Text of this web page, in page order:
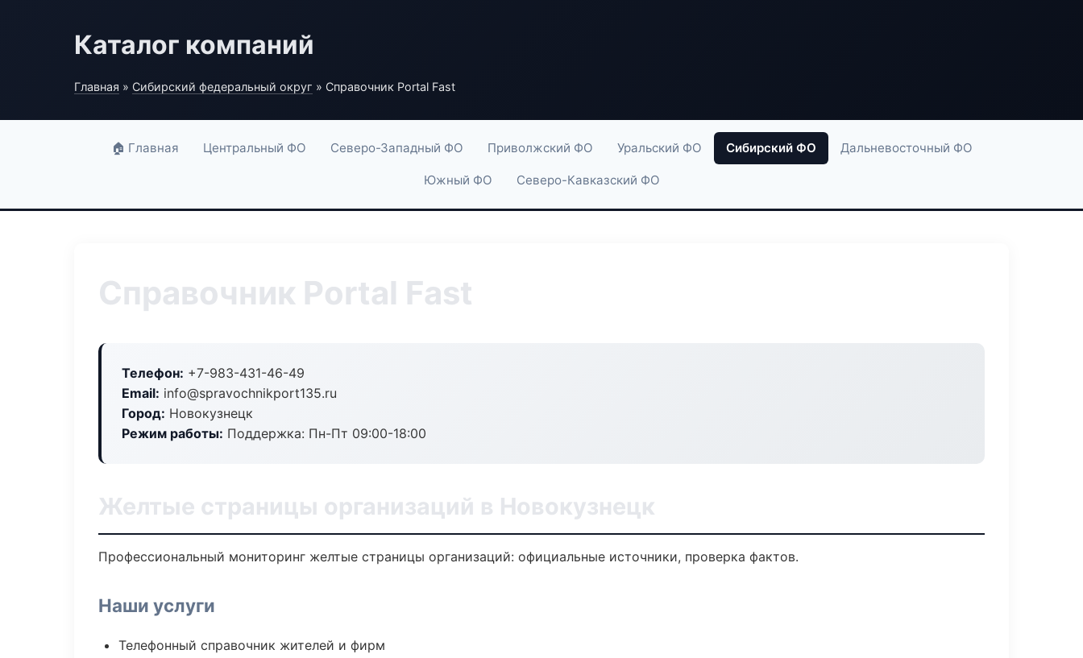
Каталог компаний
Главная » Сибирский федеральный округ » Справочник Portal Fast
🏠 Главная Центральный ФО Северо-Западный ФО Приволжский ФО Уральский ФО Сибирский ФО Дальневосточный ФО
Южный ФО Северо-Кавказский ФО
Справочник Portal Fast
Телефон: +7-983-431-46-49
Email: info@spravochnikport135.ru
Город: Новокузнецк
Режим работы: Поддержка: Пн-Пт 09:00-18:00
Желтые страницы организаций в Новокузнецк
Профессиональный мониторинг желтые страницы организаций: официальные источники, проверка фактов.
Наши услуги
Телефонный справочник жителей и фирм